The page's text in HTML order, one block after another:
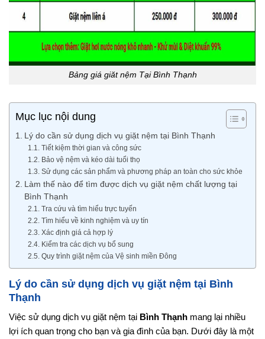
Bảng giá giăt nệm Tại Bình Thạnh
Mục lục nội dung
Lý do cần sử dụng dịch vụ giặt nệm tại Bình Thạnh
Tiết kiệm thời gian và công sức
Bảo vệ nệm và kéo dài tuổi thọ
Sử dụng các sản phẩm và phương pháp an toàn cho sức khỏe
Làm thế nào để tìm được dịch vụ giặt nệm chất lượng tại
Bình Thạnh
Tra cứu và tìm hiểu trực tuyến
Tìm hiểu về kinh nghiệm và uy tín
Xác định giá cả hợp lý
Kiểm tra các dịch vụ bổ sung
Quy trình giặt nệm của Vệ sinh miền Đông
Lý do cần sử dụng dịch vụ giặt nệm tại Bình
Thạnh
Việc sử dụng dịch vụ giặt nệm tại Bình Thạnh mang lại nhiều
lợi ích quan trọng cho bạn và gia đình của bạn. Dưới đây là một